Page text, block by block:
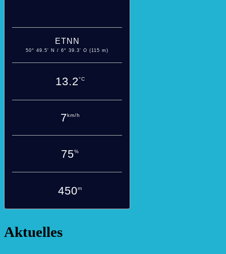
ETNN
50° 49.5' N / 6° 39.3' O (115 m)
13.2°C
7km/h
75%
450m
Aktuelles